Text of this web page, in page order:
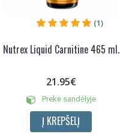
Nutrex Liquid Carnitine 465 ml.
(1)
21.95€
Prekė sandėlyje
Į KREPŠELĮ